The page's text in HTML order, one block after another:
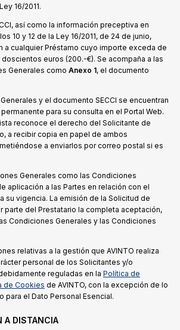
16/2011.
así como la información preceptiva en
10 y 12 de la Ley 16/2011, de 24 de junio,
a cualquier Préstamo cuyo importe exceda de
euros (200.-€). Se acompaña a las
Generales como Anexo 1, el documento
y el documento SECCI se encuentran
para su consulta en el Portal Web.
reconoce el derecho del Solicitante de
a recibir copia en papel de ambos
a enviarlos por correo postal si es
Generales como las Condiciones
aplicación a las Partes en relación con el
su vigencia. La emisión de la Solicitud de
parte del Prestatario la completa aceptación,
Condiciones Generales y las Condiciones
relativas a la gestión que AVINTO realiza
personal de los Solicitantes y/o
reguladas en la Política de
de Cookies de AVINTO, con la excepción de lo
para el Dato Personal Esencial.
A DISTANCIA